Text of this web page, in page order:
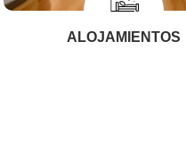
ALOJAMIENTOS